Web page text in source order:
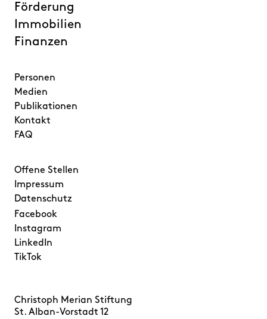
Förderung
Immobilien
Finanzen
Personen
Medien
Publikationen
Kontakt
FAQ
Offene Stellen
Impressum
Datenschutz
Facebook
Instagram
LinkedIn
TikTok
Christoph Merian Stiftung
St. Alban-Vorstadt 12